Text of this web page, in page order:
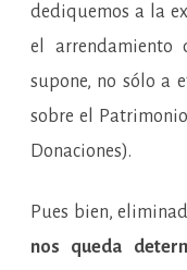
dediquemos a la
el
supone, no sólo a
sobre el
Donaciones).
Pues bien,
nos queda